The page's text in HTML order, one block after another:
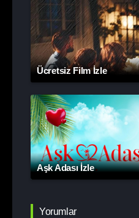
Ücretsiz Film İzle
Aşk Adası İzle
Yorumlar